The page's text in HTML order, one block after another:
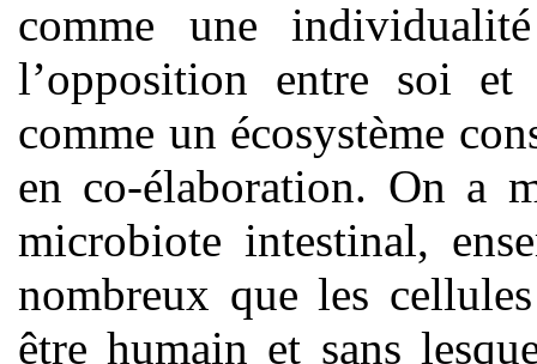
comme une
l’opposition entre soi
comme un écosystème
en co-élaboration. On a
microbiote intestinal,
nombreux que les
être humain et sans